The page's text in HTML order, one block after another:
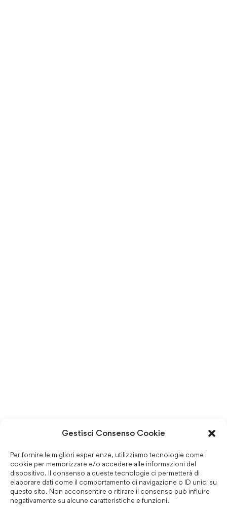
Gestisci Consenso Cookie
Per fornire le migliori esperienze, utilizziamo tecnologie come i
cookie per memorizzare e/o accedere alle informazioni del
dispositivo. Il consenso a queste tecnologie ci permetterà di
elaborare dati come il comportamento di navigazione o ID unici su
questo sito. Non acconsentire o ritirare il consenso può influire
negativamente su alcune caratteristiche e funzioni.